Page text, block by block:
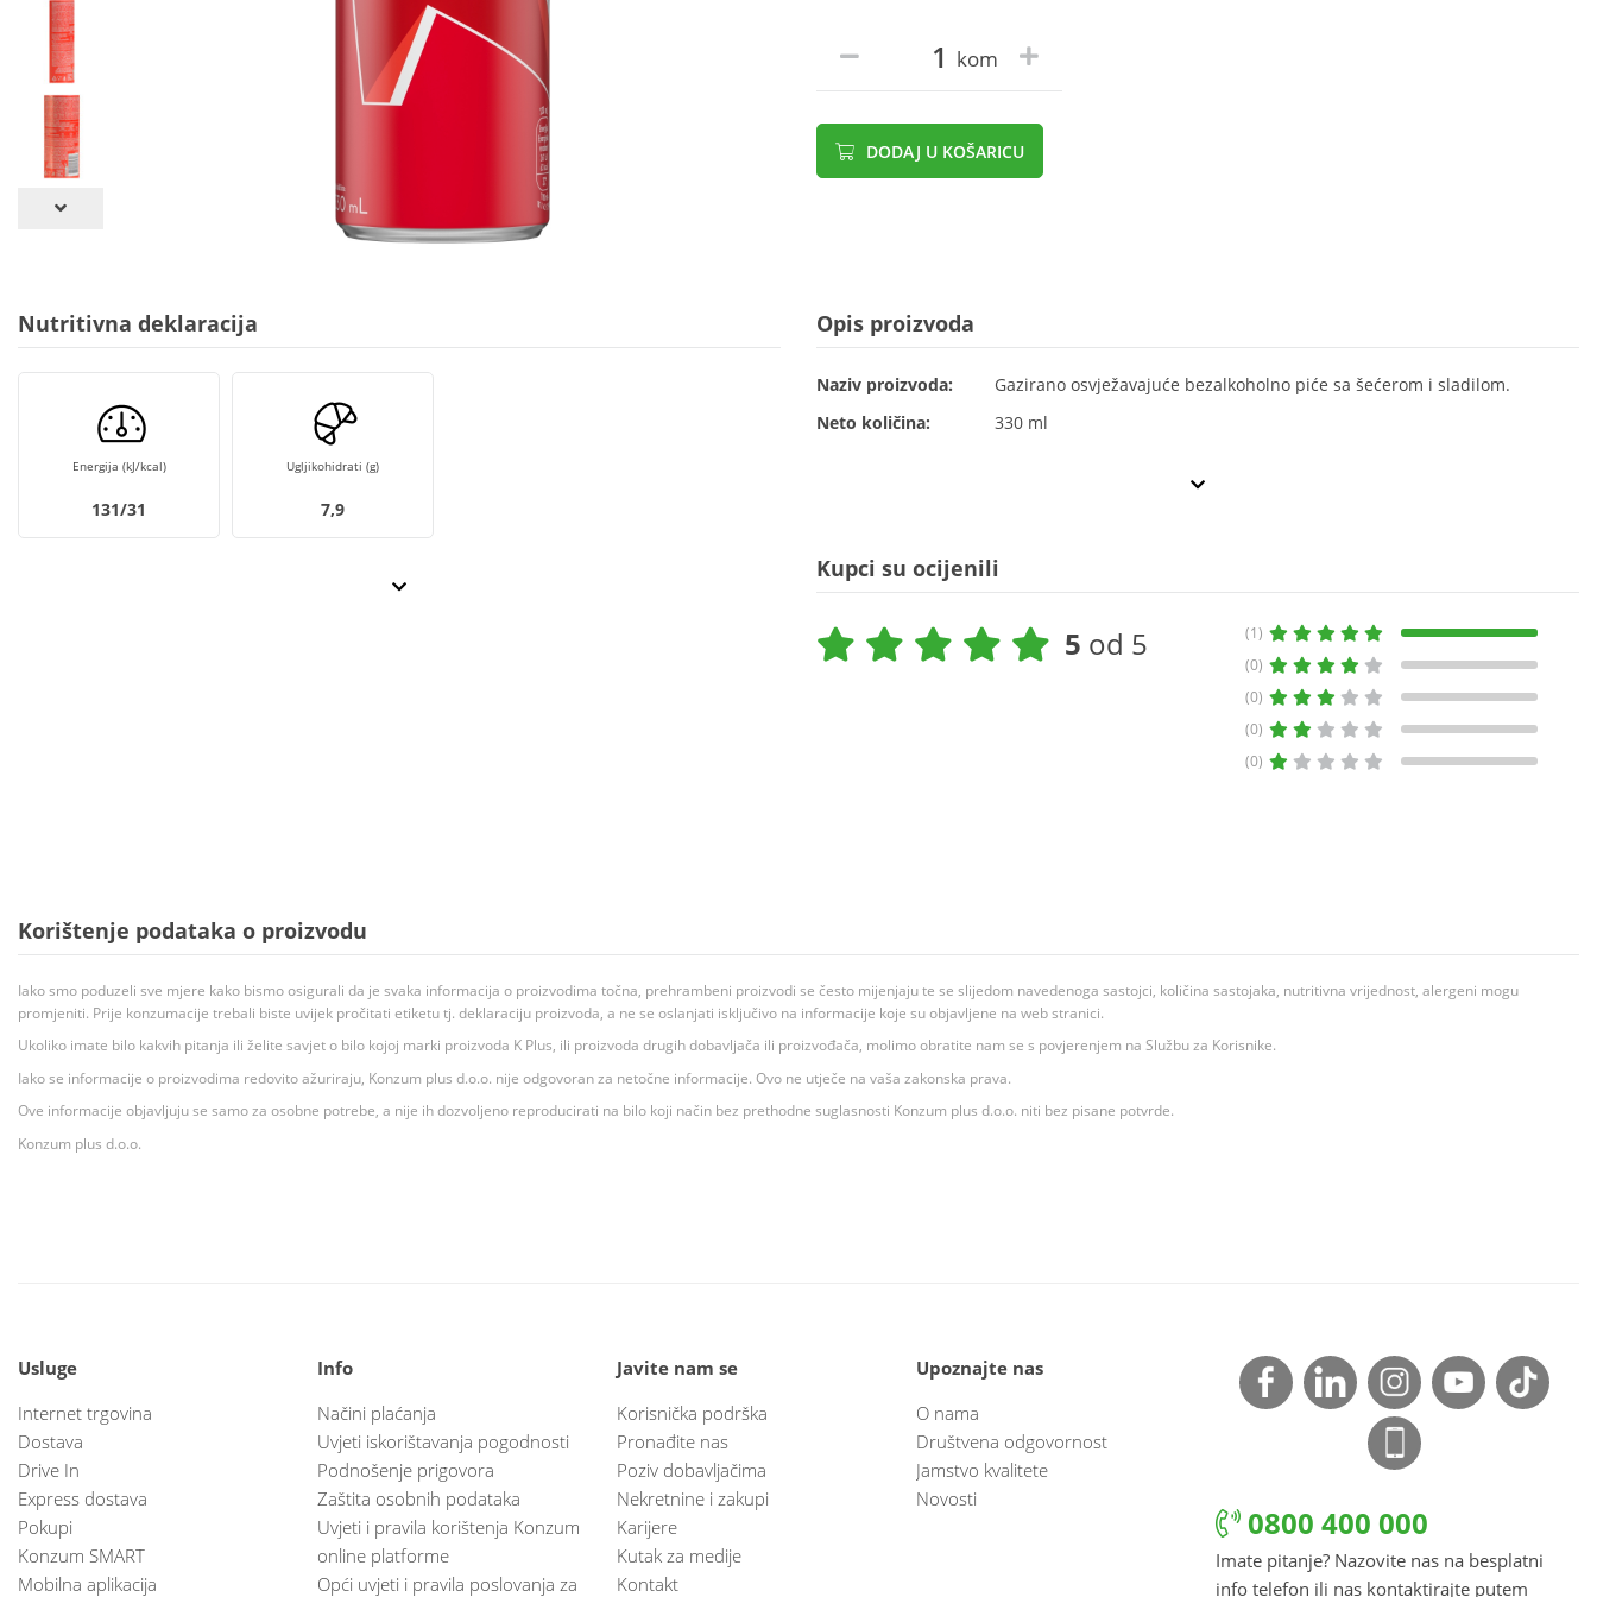
kom
DODAJ U KOŠARICU
Nutritivna deklaracija
Energija (kJ/kcal)
131/31
Ugljikohidrati (g)
7,9
Opis proizvoda
Naziv proizvoda:
Gazirano osvježavajuće bezalkoholno piće sa šećerom i sladilom.
Neto količina:
330 ml
Kupci su ocijenili
5 od 5
(1)
(0)
(0)
(0)
(0)
Korištenje podataka o proizvodu
Iako smo poduzeli sve mjere kako bismo osigurali da je svaka informacija o proizvodima točna, prehrambeni proizvodi se često mijenjaju te se slijedom navedenoga sastojci, količina sastojaka, nutritivna vrijednost, alergeni mogu
promjeniti. Prije konzumacije trebali biste uvijek pročitati etiketu tj. deklaraciju proizvoda, a ne se oslanjati isključivo na informacije koje su objavljene na web stranici.
Ukoliko imate bilo kakvih pitanja ili želite savjet o bilo kojoj marki proizvoda K Plus, ili proizvoda drugih dobavljača ili proizvođača, molimo obratite nam se s povjerenjem na Službu za Korisnike.
Iako se informacije o proizvodima redovito ažuriraju, Konzum plus d.o.o. nije odgovoran za netočne informacije. Ovo ne utječe na vaša zakonska prava.
Ove informacije objavljuju se samo za osobne potrebe, a nije ih dozvoljeno reproducirati na bilo koji način bez prethodne suglasnosti Konzum plus d.o.o. niti bez pisane potvrde.
Konzum plus d.o.o.
Usluge
Internet trgovina
Dostava
Drive In
Express dostava
Pokupi
Konzum SMART
Mobilna aplikacija
Info
Načini plaćanja
Uvjeti iskorištavanja pogodnosti
Podnošenje prigovora
Zaštita osobnih podataka
Uvjeti i pravila korištenja Konzum
online platforme
Opći uvjeti i pravila poslovanja za
Javite nam se
Korisnička podrška
Pronađite nas
Poziv dobavljačima
Nekretnine i zakupi
Karijere
Kutak za medije
Kontakt
Upoznajte nas
O nama
Društvena odgovornost
Jamstvo kvalitete
Novosti
0800 400 000
Imate pitanje? Nazovite nas na besplatni
info telefon ili nas kontaktirajte putem